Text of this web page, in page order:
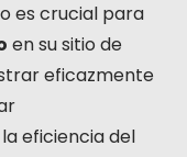
es crucial para
en su sitio de
eficazmente
eficiencia del